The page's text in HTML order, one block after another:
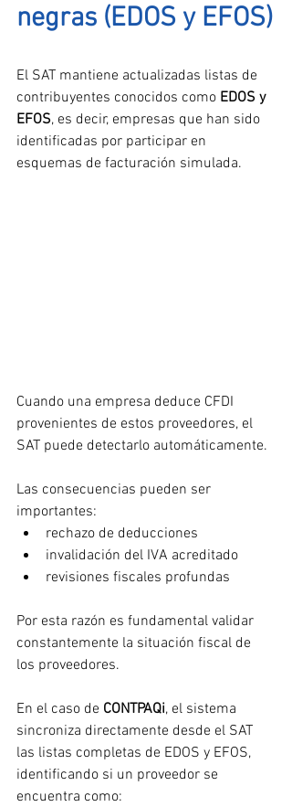
negras (EDOS y EFOS)
El SAT mantiene actualizadas listas de
contribuyentes conocidos como EDOS y
EFOS, es decir, empresas que han sido
identificadas por participar en
esquemas de facturación simulada.
Cuando una empresa deduce CFDI
provenientes de estos proveedores, el
SAT puede detectarlo automáticamente.
Las consecuencias pueden ser
importantes:
rechazo de deducciones
invalidación del IVA acreditado
revisiones fiscales profundas
Por esta razón es fundamental validar
constantemente la situación fiscal de
los proveedores.
En el caso de CONTPAQi, el sistema
sincroniza directamente desde el SAT
las listas completas de EDOS y EFOS,
identificando si un proveedor se
encuentra como: